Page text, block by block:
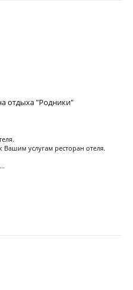
отдыха "Родники"
услугам ресторан отеля.